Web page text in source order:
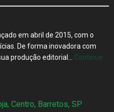
em abril de 2015, com o
De forma inovadora com
produção editorial… Continue
Centro, Barretos, SP